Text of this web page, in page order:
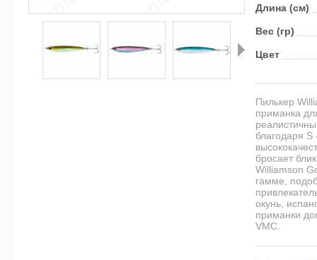
Далее
Длина (см)
Вес (гр)
Цвет
Пилькер
приманка
благодаря
бросает
Williamson
гамме,
окунь,
приманки
VMC.